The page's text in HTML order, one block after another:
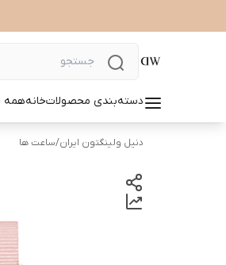
دسته‌بندی محصولاتخانههمه
دنیل ولینگتون ایران/ساعت ها